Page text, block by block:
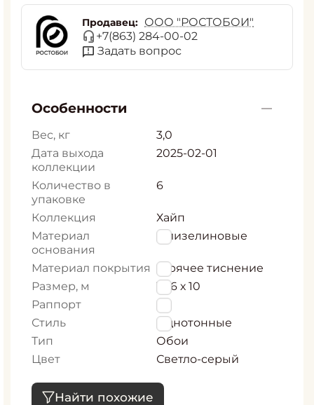
Продавец: ООО "РОСТОБОИ"
+7(863) 284-00-02
Задать вопрос
Особенности
Вес, кг
3,0
Дата выхода
коллекции
2025-02-01
Количество в
упаковке
6
Коллекция
Хайп
Материал
основания
Флизелиновые
Материал покрытия Горячее тиснение
Размер, м
1,06 х 10
Раппорт
0
Стиль
Однотонные
Тип
Обои
Цвет
Светло-серый
Найти похожие